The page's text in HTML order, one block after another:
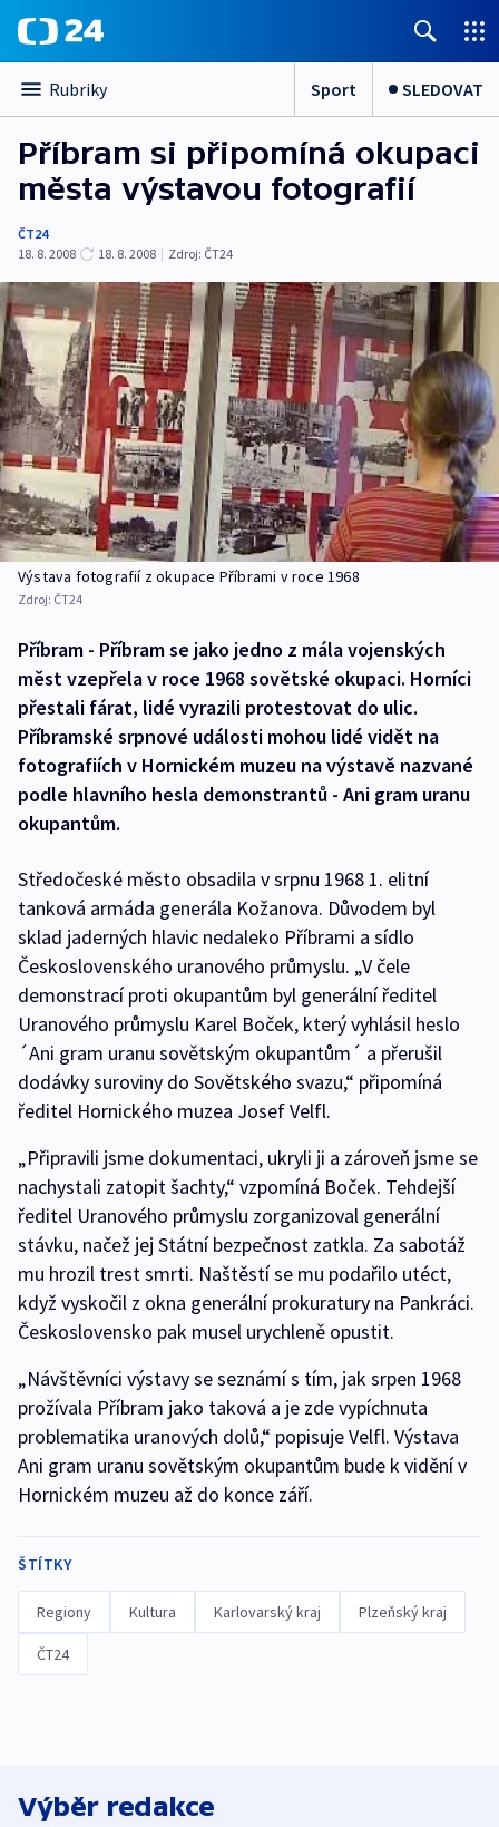
Rubriky Sport SLEDOVAT
Příbram si připomíná okupaci
města výstavou fotografií
ČT24
18. 8. 2008
18. 8. 2008 | Zdroj: ČT24
Výstava fotografií z okupace Příbrami v roce 1968
Zdroj: ČT24
Příbram - Příbram se jako jedno z mála vojenských
měst vzepřela v roce 1968 sovětské okupaci. Horníci
přestali fárat, lidé vyrazili protestovat do ulic.
Příbramské srpnové události mohou lidé vidět na
fotografiích v Hornickém muzeu na výstavě nazvané
podle hlavního hesla demonstrantů - Ani gram uranu
okupantům.
Středočeské město obsadila v srpnu 1968 1. elitní
tanková armáda generála Kožanova. Důvodem byl
sklad jaderných hlavic nedaleko Příbrami a sídlo
Československého uranového průmyslu. „V čele
demonstrací proti okupantům byl generální ředitel
Uranového průmyslu Karel Boček, který vyhlásil heslo
´Ani gram uranu sovětským okupantům´ a přerušil
dodávky suroviny do Sovětského svazu,“ připomíná
ředitel Hornického muzea Josef Velfl.
„Připravili jsme dokumentaci, ukryli ji a zároveň jsme se
nachystali zatopit šachty,“ vzpomíná Boček. Tehdejší
ředitel Uranového průmyslu zorganizoval generální
stávku, načež jej Státní bezpečnost zatkla. Za sabotáž
mu hrozil trest smrti. Naštěstí se mu podařilo utéct,
když vyskočil z okna generální prokuratury na Pankráci.
Československo pak musel urychleně opustit.
„Návštěvníci výstavy se seznámí s tím, jak srpen 1968
prožívala Příbram jako taková a je zde vypíchnuta
problematika uranových dolů,“ popisuje Velfl. Výstava
Ani gram uranu sovětským okupantům bude k vidění v
Hornickém muzeu až do konce září.
ŠTÍTKY
Regiony Kultura Karlovarský kraj Plzeňský kraj
ČT24
Výběr redakce